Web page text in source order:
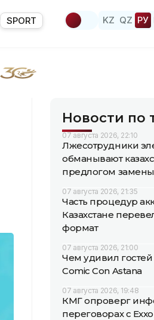
SPORT KZ QZ РУ
Новости по
07 августа 2026, 22:10
Лжесотрудники
обманывают
предлогом
07 августа 2026, 21:35
Часть процедур
Казахстане
формат
07 августа 2026, 21:00
Чем удивил
Comic Con Astana
07 августа 2026, 19:48
КМГ опроверг
переговорах с